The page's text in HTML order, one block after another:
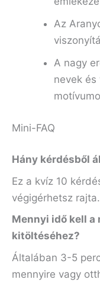
Az
A nagy
nevek
Mini-FAQ
Hány kérdésből
Ez a kvíz 10
végigérhetsz rajta.
Mennyi idő kell
kitöltéséhez?
Általában 3-5
mennyire vagy